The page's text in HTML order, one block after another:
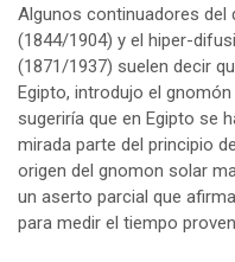
Algunos continuadores del
(1844/1904) y el hiper-
(1871/1937) suelen decir
Egipto, introdujo el
sugeriría que en Egipto se
mirada parte del principio
origen del gnomon solar
un aserto parcial que
para medir el tiempo